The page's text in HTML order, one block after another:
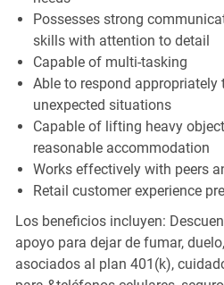
Possesses strong
skills with attention to detail
Capable of multi-tasking
Able to respond
unexpected situations
Capable of lifting heavy
reasonable accommodation
Works effectively with peers
Retail customer experience
Los beneficios incluyen:
apoyo para dejar de fumar,
asociados al plan 401(k),